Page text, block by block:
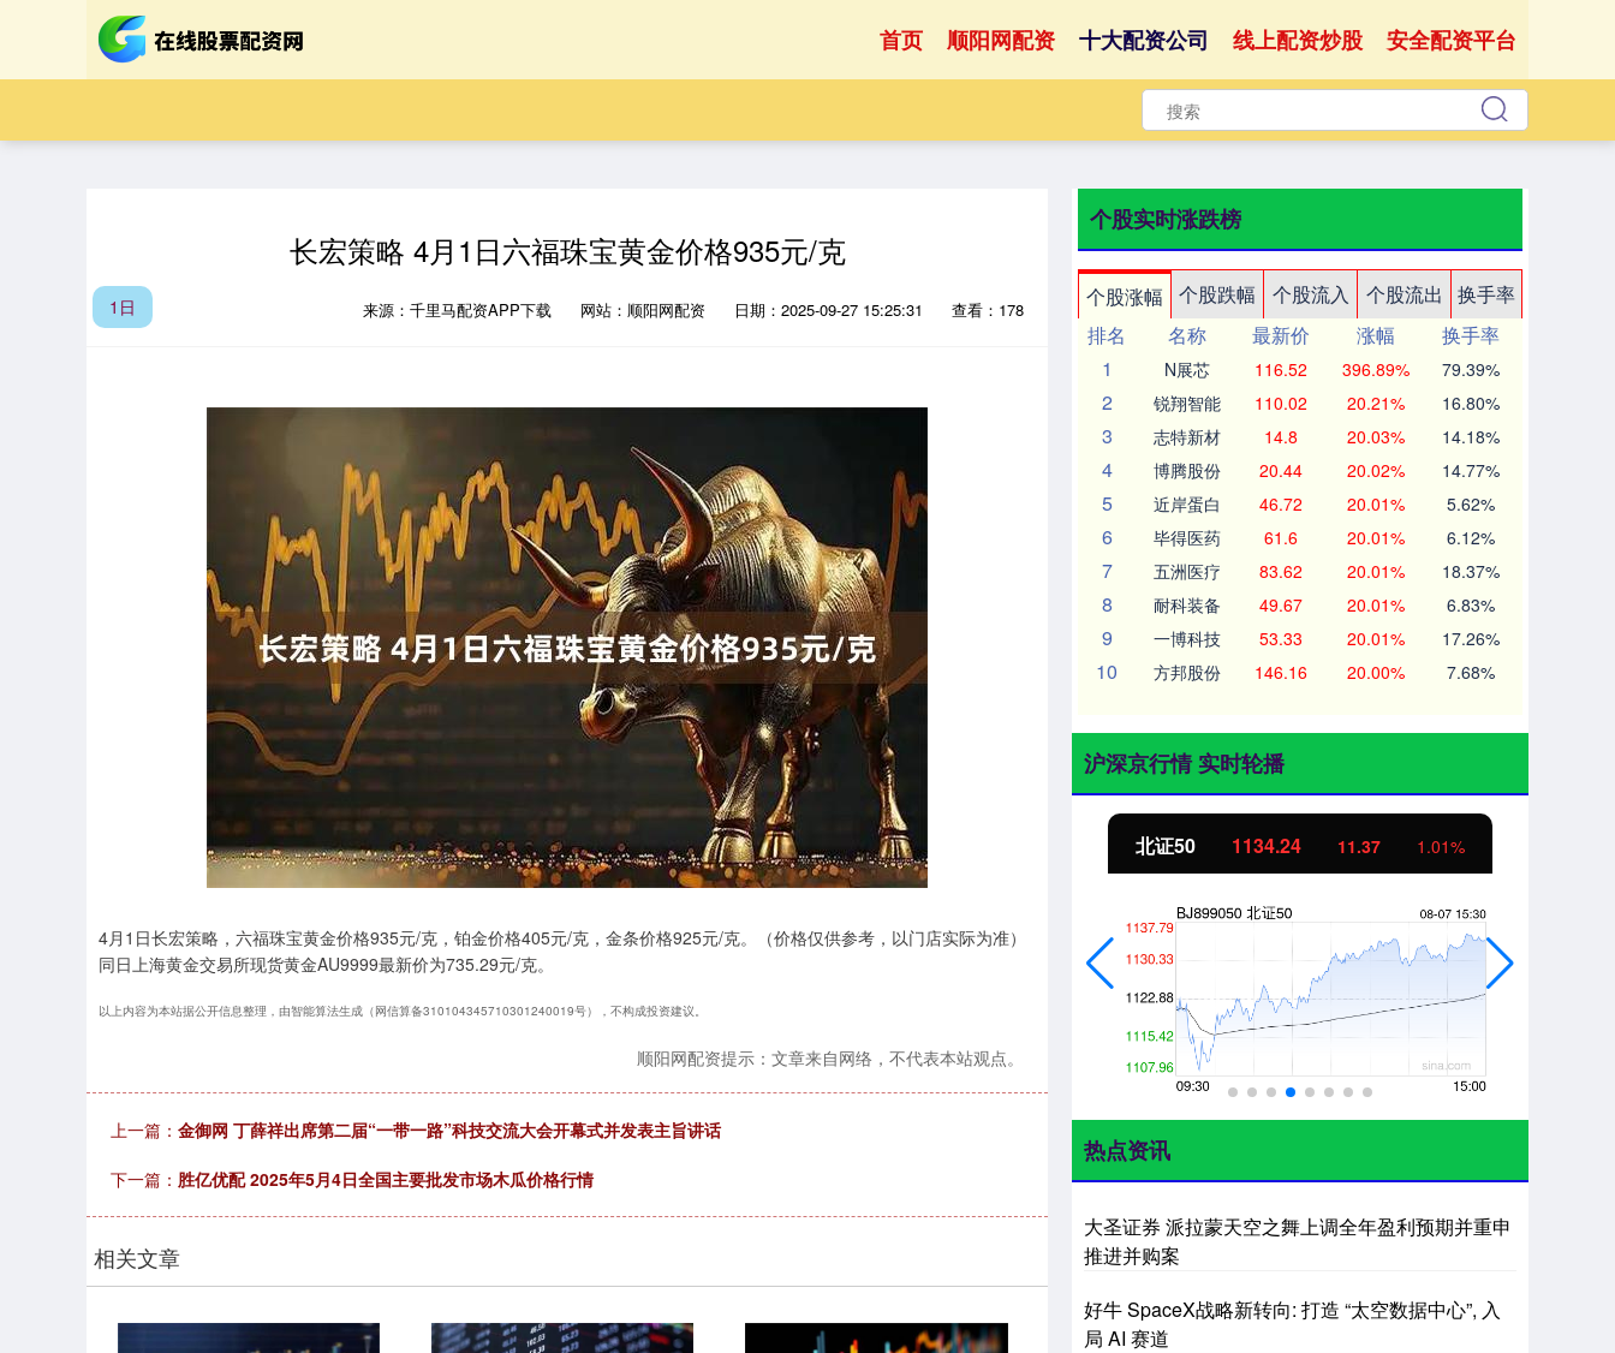
首页 顺阳网配资 十大配资公司 线上配资炒股 安全配资平台
长宏策略 4月1日六福珠宝黄金价格935元/克
1日 来源：千里马配资APP下载 网站：顺阳网配资 日期：2025-09-27 15:25:31 查看：178
4月1日长宏策略，六福珠宝黄金价格935元/克，铂金价格405元/克，金条价格925元/克。（价格仅供参考，以门店实际为准）
同日上海黄金交易所现货黄金AU9999最新价为735.29元/克。
以上内容为本站据公开信息整理，由智能算法生成（网信算备310104345710301240019号），不构成投资建议。
顺阳网配资提示：文章来自网络，不代表本站观点。
上一篇： 金御网 丁薛祥出席第二届“一带一路”科技交流大会开幕式并发表主旨讲话
下一篇： 胜亿优配 2025年5月4日全国主要批发市场木瓜价格行情
相关文章
个股实时涨跌榜
个股涨幅 个股跌幅 个股流入 个股流出
换手率
排名
名称 最新价 涨幅
换手率
1
N展芯 116.52 396.89% 79.39%
2 锐翔智能 110.02 20.21% 16.80%
3 志特新材 14.8 20.03% 14.18%
4 博腾股份 20.44 20.02% 14.77%
5 近岸蛋白 46.72 20.01% 5.62%
6 毕得医药 61.6 20.01% 6.12%
7 五洲医疗 83.62 20.01% 18.37%
8 耐科装备 49.67 20.01% 6.83%
9 一博科技 53.33 20.01% 17.26%
10 方邦股份 146.16 20.00% 7.68%
沪深京行情 实时轮播
深证成指 14311.01 200.89 1.42% 沪深300 4694.44 43.13 北证50 1134.24 11.37 1.01%
热点资讯
大圣证券 派拉蒙天空之舞上调全年盈利预期并重申
推进并购案
好牛 SpaceX战略新转向: 打造 “太空数据中心”, 入
局 AI 赛道